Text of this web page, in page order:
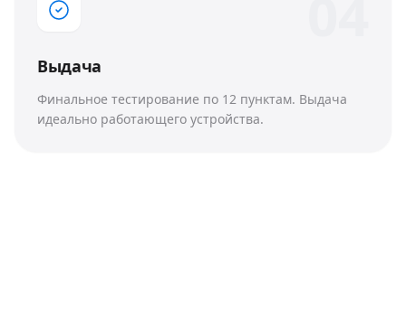
Выдача
Финальное тестирование по 12 пунктам. Выдача
идеально работающего устройства.